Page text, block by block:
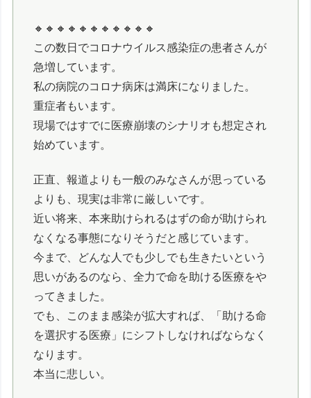
🔸🔸🔸🔸🔸🔸🔸🔸🔸🔸🔸
この数日でコロナウイルス感染症の患者さんが
急増しています。
私の病院のコロナ病床は満床になりました。
重症者もいます。
現場ではすでに医療崩壊のシナリオも想定され
始めています。
正直、報道よりも一般のみなさんが思っている
よりも、現実は非常に厳しいです。
近い将来、本来助けられるはずの命が助けられ
なくなる事態になりそうだと感じています。
今まで、どんな人でも少しでも生きたいという
思いがあるのなら、全力で命を助ける医療をや
ってきました。
でも、このまま感染が拡大すれば、「助ける命
を選択する医療」にシフトしなければならなく
なります。
本当に悲しい。